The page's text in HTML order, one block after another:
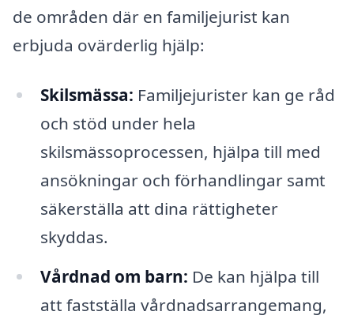
de områden där en familjejurist kan
erbjuda ovärderlig hjälp:
Skilsmässa: Familjejurister kan ge råd
och stöd under hela
skilsmässoprocessen, hjälpa till med
ansökningar och förhandlingar samt
säkerställa att dina rättigheter
skyddas.
Vårdnad om barn: De kan hjälpa till
att fastställa vårdnadsarrangemang,